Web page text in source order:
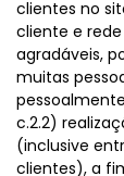
clientes no
cliente e
agradáveis,
muitas
c.2.2)
(inclusive
clientes), a